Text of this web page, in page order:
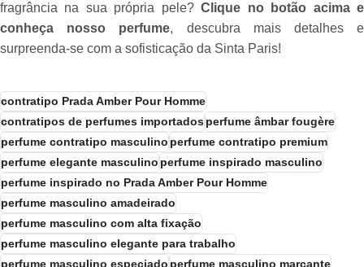
fragrância na sua própria pele?Clique no botão acima e
conheça nosso perfume, descubra mais detalhes e
surpreenda-se com a sofisticação da Sinta Paris!
contratipo Prada Amber Pour Homme
contratipos de perfumes importadosperfume âmbar fougère
perfume contratipo masculinoperfume contratipo premium
perfume elegante masculinoperfume inspirado masculino
perfume inspirado no Prada Amber Pour Homme
perfume masculino amadeirado
perfume masculino com alta fixação
perfume masculino elegante para trabalho
perfume masculino especiadoperfume masculino marcante